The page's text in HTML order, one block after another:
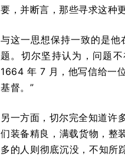
要，并断言，那些寻求这种
与这一思想保持一致的是
题。切尔坚持认为，问题
1664 年 7 月，他写信给一
基督。”
另一方面，切尔完全知道许
们装备精良，满载货物，整
多的人则彻底沉没，不知所